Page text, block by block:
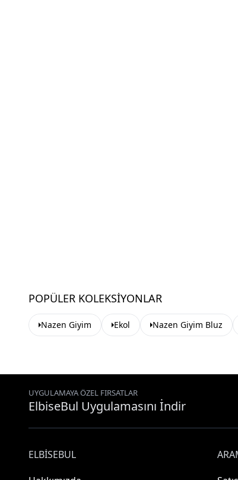
POPÜLER KOLEKSIYONLAR
Nazen Giyim Ekol Nazen Giyim Bluz
UYGULAMAYA ÖZEL FIRSATLAR
ElbiseBul Uygulamasını İndir
ELBISEBUL